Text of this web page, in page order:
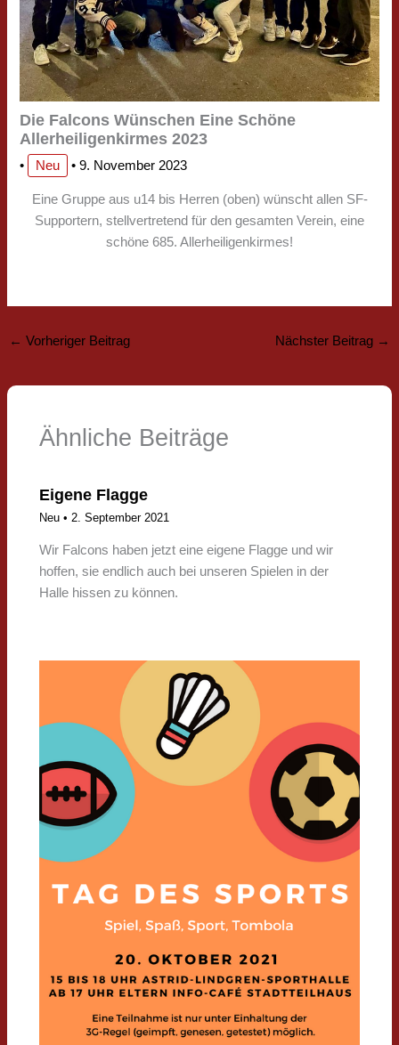
Die Falcons Wünschen Eine Schöne
Allerheiligenkirmes 2023
• Neu •9. November 2023
Eine Gruppe aus u14 bis Herren (oben) wünscht allen SF-
Supportern, stellvertretend für den gesamten Verein, eine
schöne 685. Allerheiligenkirmes!
← Vorheriger Beitrag Nächster Beitrag →
Ähnliche Beiträge
Eigene Flagge
Neu • 2. September 2021
Wir Falcons haben jetzt eine eigene Flagge und wir
hoffen, sie endlich auch bei unseren Spielen in der
Halle hissen zu können.